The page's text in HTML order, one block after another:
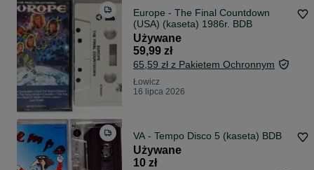
Europe - The Final Countdown
(USA) (kaseta) 1986r. BDB
Używane
59,99 zł
65,59 zł z Pakietem Ochronnym
Łowicz
16 lipca 2026
VA - Tempo Disco 5 (kaseta) BDB
Używane
10 zł